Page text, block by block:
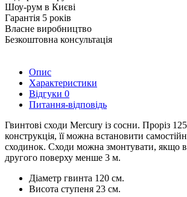
Шоу-рум в Києві
Гарантія 5 років
Власне виробництво
Безкоштовна консультація
Опис
Характеристики
Відгуки 0
Питання-відповідь
Гвинтові сходи Mercury із сосни. Проріз
конструкція, її можна встановити
сходинок. Сходи можна змонтувати, якщо
другого поверху менше 3 м.
Діаметр гвинта 120 см.
Висота ступеня 23 см.